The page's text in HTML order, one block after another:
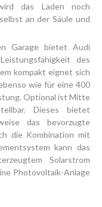
das Laden noch
an der Säule und
Garage bietet Audi
des
kompakt eignet sich
wie für eine 400
Optional ist Mitte
Dieses bietet
das bevorzugte
die Kombination mit
kann das
Solarstrom
Photovoltaik-Anlage